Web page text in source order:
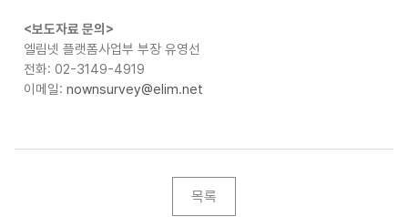
<보도자료 문의 >
엘림넷 플랫폼사업부 부장 유영선
전화: 02-3149-4919
이메일: nownsurvey@elim.net
목록